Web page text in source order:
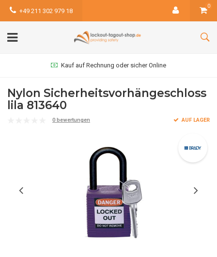
+49 211 302 979 18
0
Kauf auf Rechnung oder sicher Online
Nylon Sicherheitsvorhängeschloss
lila 813640
0 bewertungen AUF LAGER